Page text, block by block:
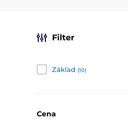
Filter
Základ (10)
Cena